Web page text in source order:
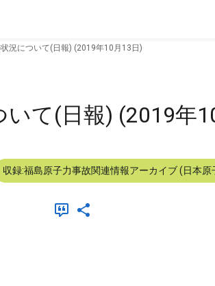
況について(日報) (2019年10月13日)
て(日報) (2019年
収録:福島原子力事故関連情報アーカイブ (日本